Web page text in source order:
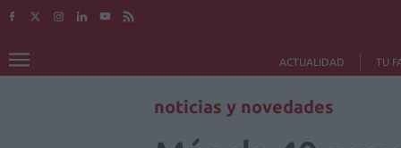
ACTUALIDAD TU
noticias y novedades